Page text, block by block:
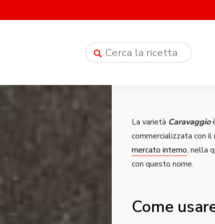
La varietà Caravaggio
commercializzata con il
mercato interno, nella
con questo nome.
Come